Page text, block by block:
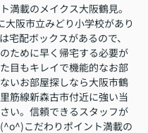
満載のメイクス大阪鶴見。
大阪市立みどり小学校があり
宅配ボックスがあるので、
ために早く帰宅する必要が
目もキレイで機能的なお部
いお部屋探しなら大阪市鶴
筋線新森古市付近に強い当
い。信頼できるスタッフが
こだわりポイント満載の